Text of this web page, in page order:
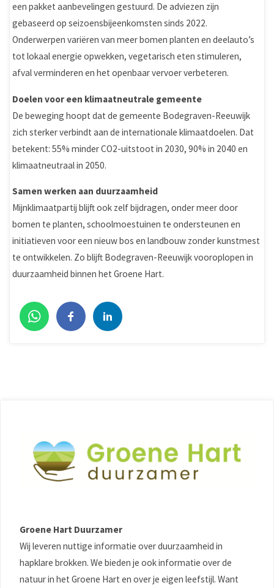
een pakket aanbevelingen gestuurd. De adviezen zijn
gebaseerd op seizoensbijeenkomsten sinds 2022.
Onderwerpen variëren van meer bomen planten en deelauto’s
tot lokaal energie opwekken, vegetarisch eten stimuleren,
afval verminderen en het openbaar vervoer verbeteren.
Doelen voor een klimaatneutrale gemeente
De beweging hoopt dat de gemeente Bodegraven-Reeuwijk
zich sterker verbindt aan de internationale klimaatdoelen. Dat
betekent: 55% minder CO2-uitstoot in 2030, 90% in 2040 en
klimaatneutraal in 2050.
Samen werken aan duurzaamheid
Mijnklimaatpartij blijft ook zelf bijdragen, onder meer door
bomen te planten, schoolmoestuinen te ondersteunen en
initiatieven voor een nieuw bos en landbouw zonder kunstmest
te ontwikkelen. Zo blijft Bodegraven-Reeuwijk vooroplopen in
duurzaamheid binnen het Groene Hart.
Groene Hart Duurzamer
Wij leveren nuttige informatie over duurzaamheid in
hapklare brokken. We bieden je ook informatie over de
natuur in het Groene Hart en over je eigen leefstijl. Want